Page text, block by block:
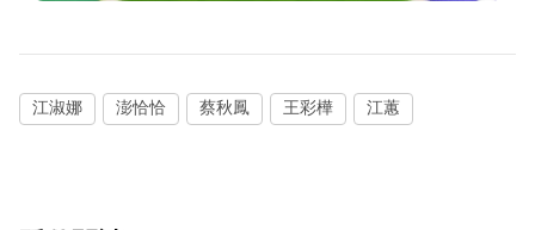
江淑娜 澎恰恰 蔡秋鳳 王彩樺 江蕙